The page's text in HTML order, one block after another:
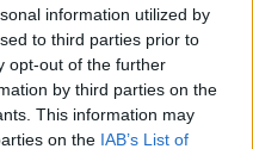
information utilized by
to third parties prior to
opt-out of the further
by third parties on the
This information may
on the IAB’s List of